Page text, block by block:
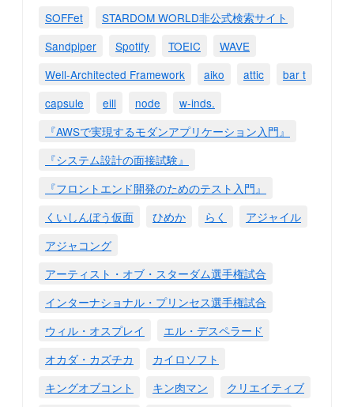
SOFFet
STARDOM WORLD非公式検索サイト
Sandpiper
Spotify TOEIC
WAVE
Well-Architected Framework
aiko attic
bar t
capsule
eill node
w-inds.
『AWSで実現するモダンアプリケーション入門』
『システム設計の面接試験』
『フロントエンド開発のためのテスト入門』
くいしんぼう仮面
ひめか らく
アジャイル
アジャコング
アーティスト・オブ・スターダム選手権試合
インターナショナル・プリンセス選手権試合
ウィル・オスプレイ
エル・デスペラード
オカダ・カズチカ
カイロソフト
キングオブコント
キン肉マン
クリエイティブ